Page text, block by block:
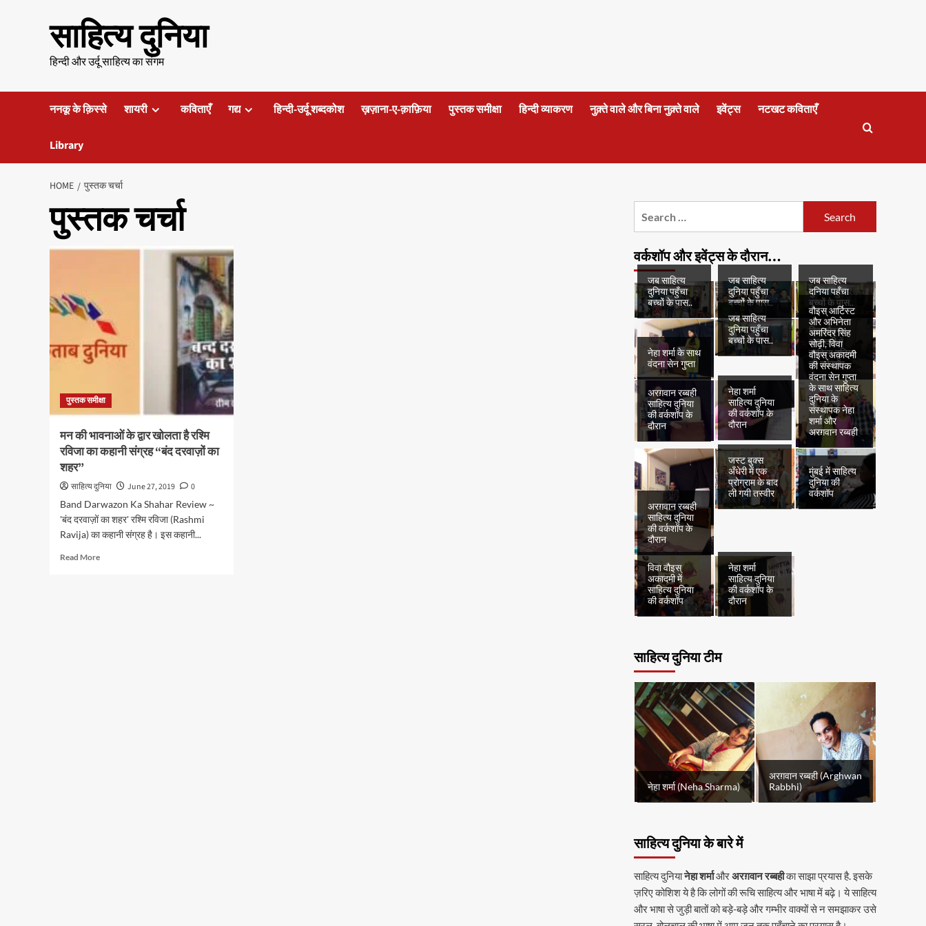
साहित्य दुनिया
हिन्दी और उर्दू साहित्य का संगम
ननकू के क़िस्से शायरी कविताएँ गद्य हिन्दी-उर्दू शब्दकोश ख़ज़ाना-ए-क़ाफ़िया पुस्तक समीक्षा हिन्दी व्याकरण नुक़्ते वाले और बिना नुक़्ते वाले इवेंट्स नटखट कविताएँ
Library
HOME पुस्तक चर्चा
पुस्तक चर्चा
पुस्तक समीक्षा
मन की भावनाओं के द्वार खोलता है रश्मि
रविजा का कहानी संग्रह “बंद दरवाज़ों का
शहर”
साहित्य दुनिया June 27, 2019
0
Band Darwazon Ka Shahar Review ~
'बंद दरवाज़ों का शहर' रश्मि रविजा (Rashmi
Ravija) का कहानी संग्रह है। इस कहानी...
Read MoreRead
वर्कशॉप और इवेंट्स के दौरान…
जब साहित्य
दुनिया पहुँचा
बच्चों के पास..
जब साहित्य
दुनिया पहुँचा
बच्चों के पास..
जब साहित्य
दुनिया पहुँचा
बच्चों के पास..
नेहा शर्मा के साथ
वंदना सेन गुप्ता
जब साहित्य
दुनिया पहुँचा
बच्चों के पास..
विवा वौइस्
अकादमी में
साहित्य दुनिया
की वर्कशॉप
अरग़वान रब्बही
साहित्य दुनिया
की वर्कशॉप के
दौरान
नेहा शर्मा
साहित्य दुनिया
की वर्कशॉप के
दौरान
वौइस् आर्टिस्ट
और अभिनेता
अमरिंदर सिंह
सोढ़ी, विवा
वौइस् अकादमी
की संस्थापक
वंदना सेन गुप्ता
के साथ साहित्य
दुनिया के
संस्थापक नेहा
शर्मा और
अरग़वान रब्बही
अरग़वान रब्बही
साहित्य दुनिया
की वर्कशॉप के
दौरान
जस्ट बुक्स
अँधेरी में एक
प्रोग्राम के बाद
ली गयी तस्वीर
मुंबई में साहित्य
दुनिया की
वर्कशॉप
विवा वौइस्
अकादमी में
साहित्य दुनिया
की वर्कशॉप
नेहा शर्मा
साहित्य दुनिया
की वर्कशॉप के
दौरान
साहित्य दुनिया टीम
नेहा शर्मा (Neha Sharma)
अरग़वान रब्बही (Arghwan
Rabbhi)
साहित्य दुनिया के बारे में
साहित्य दुनियानेहा शर्माऔरअरग़वान रब्बहीका साझा प्रयास है. इसके
ज़रिए कोशिश ये है कि लोगों की रूचि साहित्य और भाषा में बढ़े। ये साहित्य
और भाषा से जुड़ी बातों को बड़े-बड़े और गम्भीर वाक्यों से न समझाकर उसे